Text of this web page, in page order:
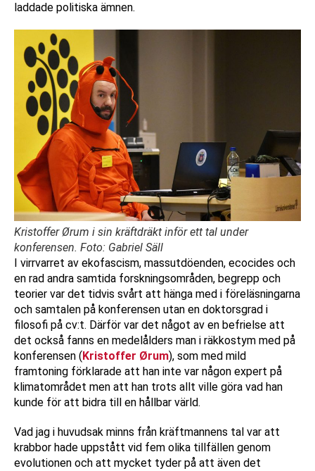
laddade politiska ämnen.
Kristoffer Ørum i sin kräftdräkt inför ett tal under
konferensen. Foto: Gabriel Säll
I virrvarret av ekofascism, massutdöenden, ecocides och
en rad andra samtida forskningsområden, begrepp och
teorier var det tidvis svårt att hänga med i föreläsningarna
och samtalen på konferensen utan en doktorsgrad i
filosofi på cv:t. Därför var det något av en befrielse att
det också fanns en medelålders man i räkkostym med på
konferensen ( Kristoffer Ørum), som med mild
framtoning förklarade att han inte var någon expert på
klimatområdet men att han trots allt ville göra vad han
kunde för att bidra till en hållbar värld.
Vad jag i huvudsak minns från kräftmannens tal var att
krabbor hade uppstått vid fem olika tillfällen genom
evolutionen och att mycket tyder på att även det